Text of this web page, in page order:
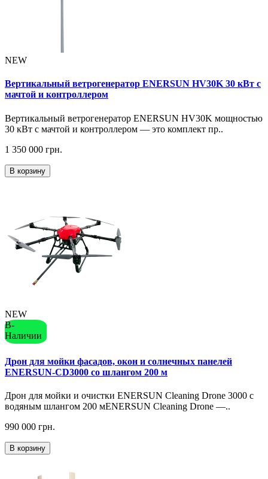
NEW
Вертикальный ветрогенератор ENERSUN HV30K 30 кВт с
мачтой и контроллером
Вертикальный ветрогенератор ENERSUN HV30K мощностью
30 кВт с мачтой и контроллером — это комплект пр..
1 350 000 грн.
В корзину
NEW
В-
Наличии
Дрон для мойки фасадов, окон и солнечных панелей
ENERSUN-CD3000 со шлангом 200 м
Дрон для мойки и очистки ENERSUN Cleaning Drone 3000 с
водяным шлангом 200 мENERSUN Cleaning Drone —..
990 000 грн.
В корзину